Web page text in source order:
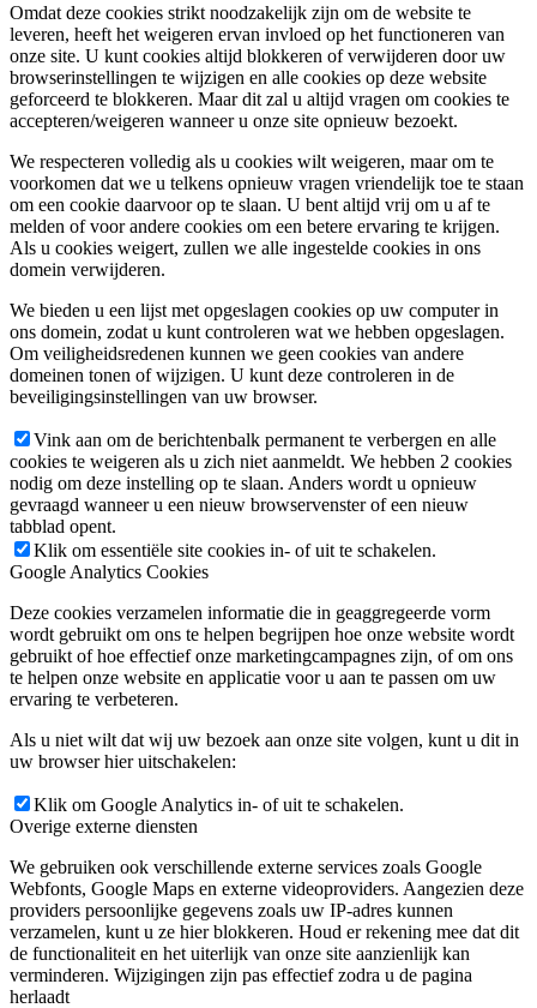
Omdat deze cookies strikt noodzakelijk zijn om de website te
leveren, heeft het weigeren ervan invloed op het functioneren van
onze site. U kunt cookies altijd blokkeren of verwijderen door uw
browserinstellingen te wijzigen en alle cookies op deze website
geforceerd te blokkeren. Maar dit zal u altijd vragen om cookies te
accepteren/weigeren wanneer u onze site opnieuw bezoekt.
We respecteren volledig als u cookies wilt weigeren, maar om te
voorkomen dat we u telkens opnieuw vragen vriendelijk toe te staan
om een cookie daarvoor op te slaan. U bent altijd vrij om u af te
melden of voor andere cookies om een betere ervaring te krijgen.
Als u cookies weigert, zullen we alle ingestelde cookies in ons
domein verwijderen.
We bieden u een lijst met opgeslagen cookies op uw computer in
ons domein, zodat u kunt controleren wat we hebben opgeslagen.
Om veiligheidsredenen kunnen we geen cookies van andere
domeinen tonen of wijzigen. U kunt deze controleren in de
beveiligingsinstellingen van uw browser.
Vink aan om de berichtenbalk permanent te verbergen en alle
cookies te weigeren als u zich niet aanmeldt. We hebben 2 cookies
nodig om deze instelling op te slaan. Anders wordt u opnieuw
gevraagd wanneer u een nieuw browservenster of een nieuw
tabblad opent.
Klik om essentiële site cookies in- of uit te schakelen.
Google Analytics Cookies
Deze cookies verzamelen informatie die in geaggregeerde vorm
wordt gebruikt om ons te helpen begrijpen hoe onze website wordt
gebruikt of hoe effectief onze marketingcampagnes zijn, of om ons
te helpen onze website en applicatie voor u aan te passen om uw
ervaring te verbeteren.
Als u niet wilt dat wij uw bezoek aan onze site volgen, kunt u dit in
uw browser hier uitschakelen:
Klik om Google Analytics in- of uit te schakelen.
Overige externe diensten
We gebruiken ook verschillende externe services zoals Google
Webfonts, Google Maps en externe videoproviders. Aangezien deze
providers persoonlijke gegevens zoals uw IP-adres kunnen
verzamelen, kunt u ze hier blokkeren. Houd er rekening mee dat dit
de functionaliteit en het uiterlijk van onze site aanzienlijk kan
verminderen. Wijzigingen zijn pas effectief zodra u de pagina
herlaadt